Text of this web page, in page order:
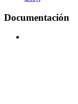
Documentación